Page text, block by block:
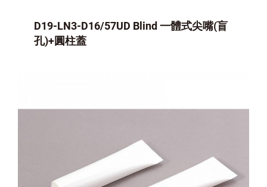
D19-LN3-D16/57UD Blind 一體式尖嘴(盲
孔)+圓柱蓋